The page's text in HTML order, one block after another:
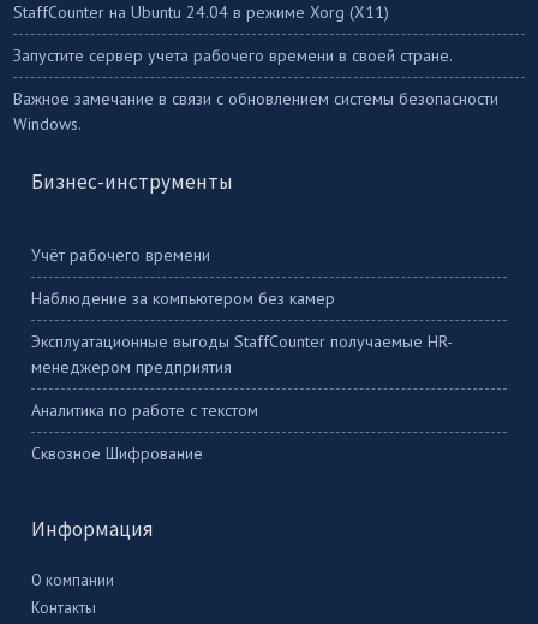
StaffСounter на Ubuntu 24.04 в режиме Xorg (X11)
Запустите сервер учета рабочего времени в своей стране.
Важное замечание в связи с обновлением системы безопасности
Windows.
Бизнес-инструменты
Учёт рабочего времени
Наблюдение за компьютером без камер
Эксплуатационные выгоды StaffCounter получаемые HR-
менеджером предприятия
Аналитика по работе с текстом
Сквозное Шифрование
Информация
О компании
Контакты